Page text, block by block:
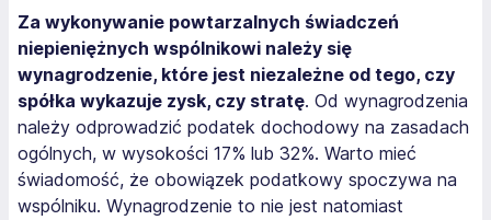
Za wykonywanie powtarzalnych świadczeń
niepieniężnych wspólnikowi należy się
wynagrodzenie, które jest niezależne od tego, czy
spółka wykazuje zysk, czy stratę. Od wynagrodzenia
należy odprowadzić podatek dochodowy na zasadach
ogólnych, w wysokości 17% lub 32%. Warto mieć
świadomość, że obowiązek podatkowy spoczywa na
wspólniku. Wynagrodzenie to nie jest natomiast